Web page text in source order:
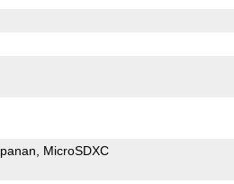
MicroSDXC